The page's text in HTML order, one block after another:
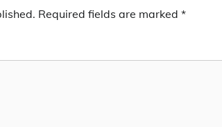
Required fields are marked *